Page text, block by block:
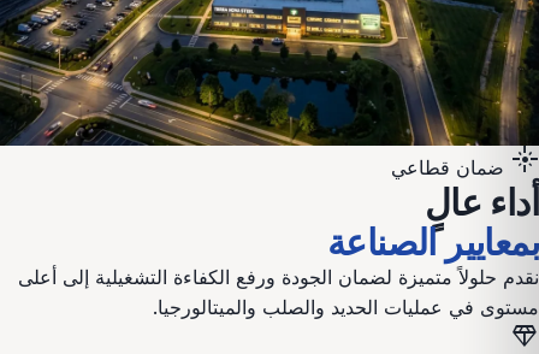
flare ضمان قطاعي
أداء عالٍ
بمعايير الصناعة
نقدم حلولاً متميزة لضمان الجودة ورفع الكفاءة التشغيلية إلى أعلى
مستوى في عمليات الحديد والصلب والميتالورجيا.
diamond